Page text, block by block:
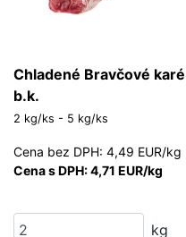
Chladené Bravčové karé
b.k.
2 kg/ks - 5 kg/ks
Cena bez DPH: 4,49 EUR/kg
Cena s DPH: 4,71 EUR/kg
kg